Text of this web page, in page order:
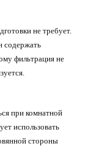
не требует.
содержать
фильтрация не
при комнатной
использовать
стороны